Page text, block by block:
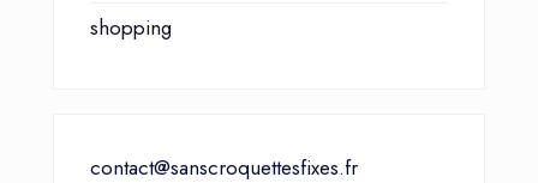
shopping
contact@sanscroquettesfixes.fr